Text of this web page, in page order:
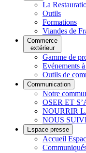
La
Outils
Formations
Viandes de
Commerce
extérieur
Gamme de
Evénements
Outils de
Communication
Notre
OSER ET
NOURRIR
NOUS
Espace presse
Accueil